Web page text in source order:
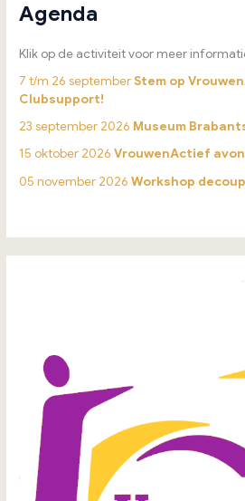
Agenda
Klik op de activiteit voor meer
7 t/m 26 septemberStem op
Clubsupport!
23 september 2026 Museum
15 oktober 2026VrouwenActief
05 november 2026Workshop